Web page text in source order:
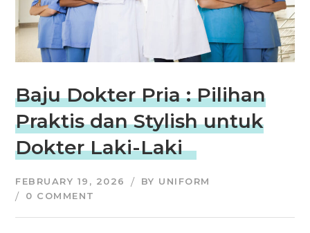
Baju Dokter Pria : Pilihan
Praktis dan Stylish untuk
Dokter Laki-Laki
FEBRUARY 19, 2026 BY UNIFORM
0 COMMENT